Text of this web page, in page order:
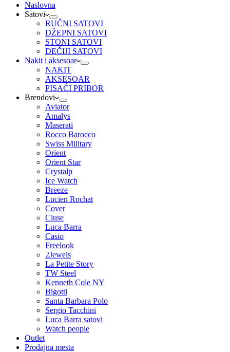
Naslovna
Satovi
RUČNI SATOVI
DŽEPNI SATOVI
STONI SATOVI
DEČIJI SATOVI
Nakit i aksesoar
NAKIT
AKSESOAR
PISAĆI PRIBOR
Brendovi
Aviator
Amalys
Maserati
Rocco Barocco
Swiss Military
Orient
Orient Star
Crystalp
Ice Watch
Breeze
Lucien Rochat
Cover
Cluse
Luca Barra
Casio
Freelook
2Jewels
La Petite Story
TW Steel
Kenneth Cole NY
Bigotti
Santa Barbara Polo
Sergio Tacchini
Luca Barra satovi
Watch people
Outlet
Prodajna mesta